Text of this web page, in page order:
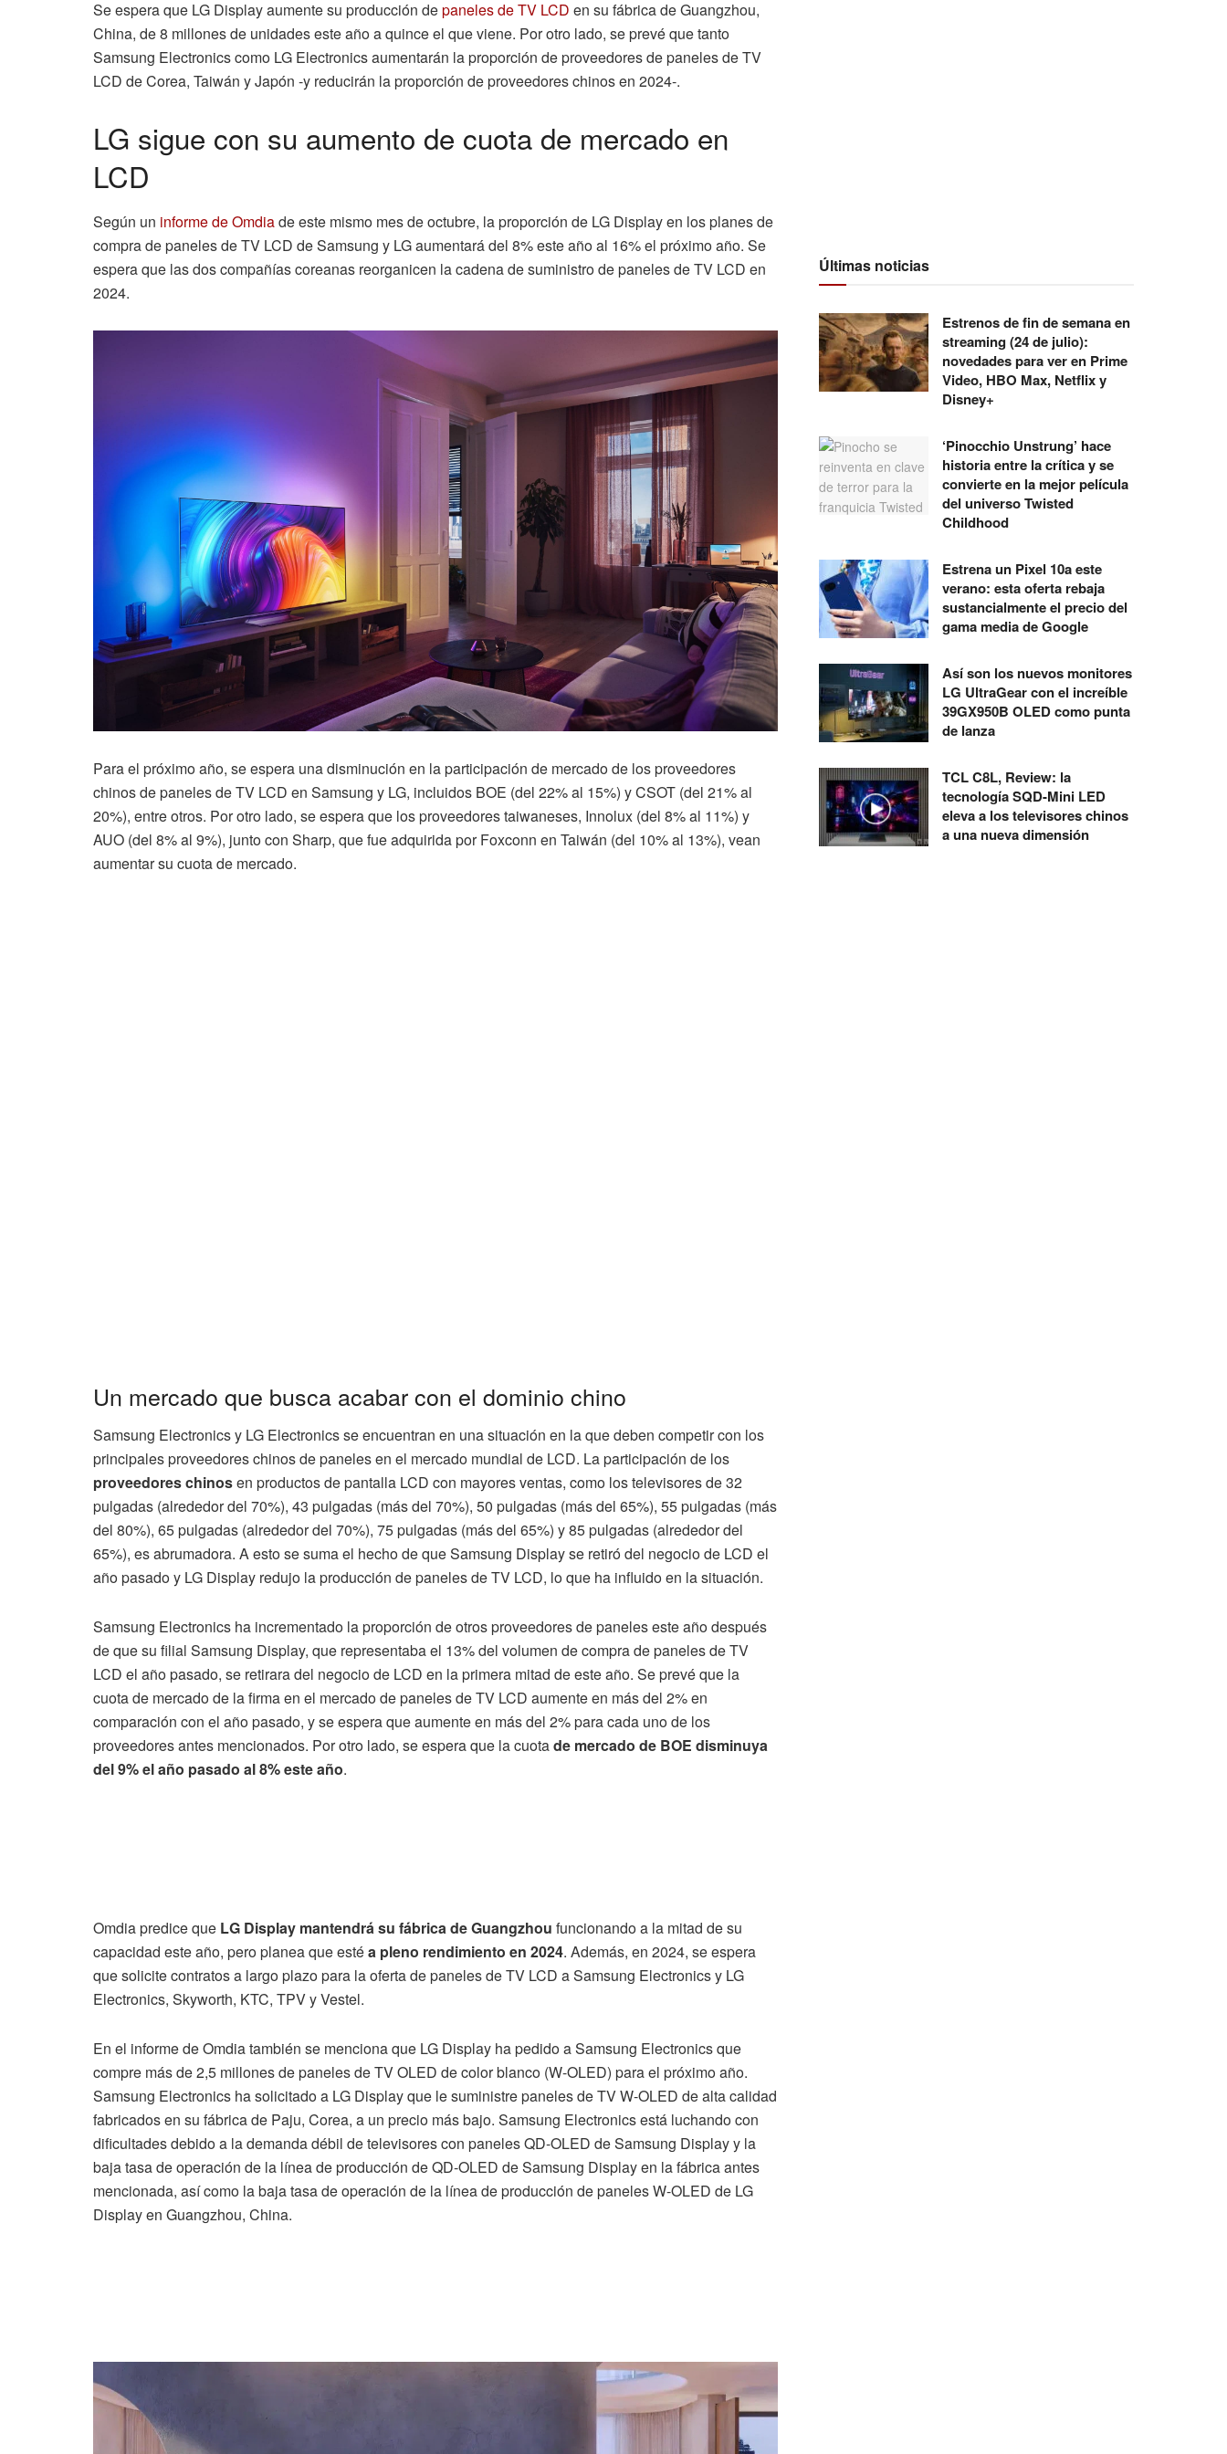
Se espera que LG Display aumente su producción depaneles de TV LCD en su fábrica de Guangzhou,
China, de 8 millones de unidades este año a quince el que viene. Por otro lado, se prevé que tanto
Samsung Electronics como LG Electronics aumentarán la proporción de proveedores de paneles de TV
LCD de Corea, Taiwán y Japón -y reducirán la proporción de proveedores chinos en 2024-.
LG sigue con su aumento de cuota de mercado en
LCD
Según un informe de Omdiade este mismo mes de octubre, la proporción de LG Display en los planes de
compra de paneles de TV LCD de Samsung y LG aumentará del 8% este año al 16% el próximo año. Se
espera que las dos compañías coreanas reorganicen la cadena de suministro de paneles de TV LCD en
2024.
Para el próximo año, se espera una disminución en la participación de mercado de los proveedores
chinos de paneles de TV LCD en Samsung y LG, incluidos BOE (del 22% al 15%) y CSOT (del 21% al
20%), entre otros. Por otro lado, se espera que los proveedores taiwaneses, Innolux (del 8% al 11%) y
AUO (del 8% al 9%), junto con Sharp, que fue adquirida por Foxconn en Taiwán (del 10% al 13%), vean
aumentar su cuota de mercado.
Un mercado que busca acabar con el dominio chino
Samsung Electronics y LG Electronics se encuentran en una situación en la que deben competir con los
principales proveedores chinos de paneles en el mercado mundial de LCD. La participación de los
proveedores chinosen productos de pantalla LCD con mayores ventas, como los televisores de 32
pulgadas (alrededor del 70%), 43 pulgadas (más del 70%), 50 pulgadas (más del 65%), 55 pulgadas (más
del 80%), 65 pulgadas (alrededor del 70%), 75 pulgadas (más del 65%) y 85 pulgadas (alrededor del
65%), es abrumadora. A esto se suma el hecho de que Samsung Display se retiró del negocio de LCD el
año pasado y LG Display redujo la producción de paneles de TV LCD, lo que ha influido en la situación.
Samsung Electronics ha incrementado la proporción de otros proveedores de paneles este año después
de que su filial Samsung Display, que representaba el 13% del volumen de compra de paneles de TV
LCD el año pasado, se retirara del negocio de LCD en la primera mitad de este año. Se prevé que la
cuota de mercado de la firma en el mercado de paneles de TV LCD aumente en más del 2% en
comparación con el año pasado, y se espera que aumente en más del 2% para cada uno de los
proveedores antes mencionados. Por otro lado, se espera que la cuotade mercado de BOE disminuya
del 9% el año pasado al 8% este año.
Omdia predice que LG Display mantendrá su fábrica de Guangzhou funcionando a la mitad de su
capacidad este año, pero planea que estéa pleno rendimiento en 2024. Además, en 2024, se espera
que solicite contratos a largo plazo para la oferta de paneles de TV LCD a Samsung Electronics y LG
Electronics, Skyworth, KTC, TPV y Vestel.
En el informe de Omdia también se menciona que LG Display ha pedido a Samsung Electronics que
compre más de 2,5 millones de paneles de TV OLED de color blanco (W-OLED) para el próximo año.
Samsung Electronics ha solicitado a LG Display que le suministre paneles de TV W-OLED de alta calidad
fabricados en su fábrica de Paju, Corea, a un precio más bajo. Samsung Electronics está luchando con
dificultades debido a la demanda débil de televisores con paneles QD-OLED de Samsung Display y la
baja tasa de operación de la línea de producción de QD-OLED de Samsung Display en la fábrica antes
mencionada, así como la baja tasa de operación de la línea de producción de paneles W-OLED de LG
Display en Guangzhou, China.
Últimas noticias
Estrenos de fin de semana en
streaming (24 de julio):
novedades para ver en Prime
Video, HBO Max, Netflix y
Disney+
‘Pinocchio Unstrung’ hace
historia entre la crítica y se
convierte en la mejor película
del universo Twisted
Childhood
Estrena un Pixel 10a este
verano: esta oferta rebaja
sustancialmente el precio del
gama media de Google
Así son los nuevos monitores
LG UltraGear con el increíble
39GX950B OLED como punta
de lanza
TCL C8L, Review: la
tecnología SQD-Mini LED
eleva a los televisores chinos
a una nueva dimensión